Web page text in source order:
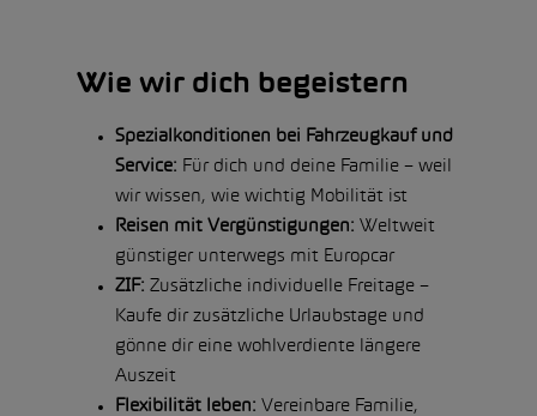
Wie wir dich begeistern
Spezialkonditionen bei Fahrzeugkauf und
Service: Für dich und deine Familie – weil
wir wissen, wie wichtig Mobilität ist
Reisen mit Vergünstigungen: Weltweit
günstiger unterwegs mit Europcar
ZIF: Zusätzliche individuelle Freitage –
Kaufe dir zusätzliche Urlaubstage und
gönne dir eine wohlverdiente längere
Auszeit
Flexibilität leben: Vereinbare Familie,